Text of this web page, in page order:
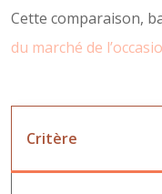
Cette comparaison,
du marché de
Critère